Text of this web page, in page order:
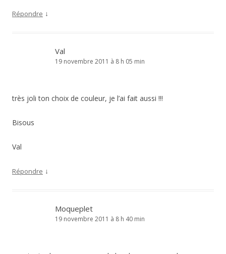
Répondre ↓
Val
19 novembre 2011 à 8 h 05 min
très joli ton choix de couleur, je l’ai fait aussi !!!
Bisous
Val
Répondre ↓
Moqueplet
19 novembre 2011 à 8 h 40 min